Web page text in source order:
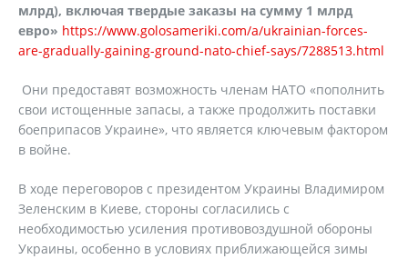
млрд), включая твердые заказы на сумму 1 млрд
евро» https://www.golosameriki.com/a/ukrainian-forces-
are-gradually-gaining-ground-nato-chief-says/7288513.html
Они предоставят возможность членам НАТО «пополнить
свои истощенные запасы, а также продолжить поставки
боеприпасов Украине», что является ключевым фактором
в войне.
В ходе переговоров с президентом Украины Владимиром
Зеленским в Киеве, стороны согласились с
необходимостью усиления противовоздушной обороны
Украины, особенно в условиях приближающейся зимы